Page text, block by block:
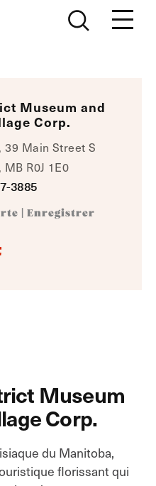
Museum and
Corp.
39 Main Street S
R0J 1E0
3885
Enregistrer
Museum
Corp.
du Manitoba,
florissant qui